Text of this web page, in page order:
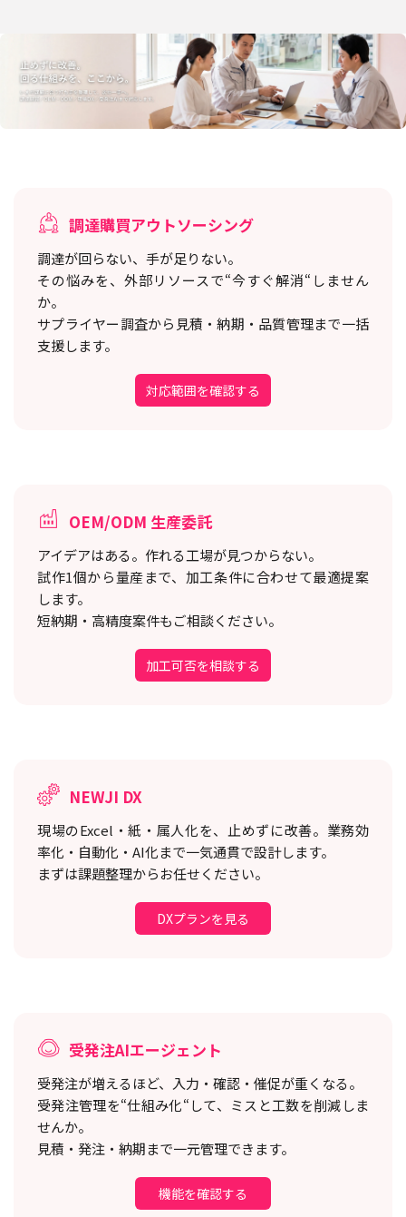
調達購買アウトソーシング
調達が回らない、手が足りない。
その悩みを、外部リソースで“今すぐ解消“しません
か。
サプライヤー調査から見積・納期・品質管理まで一括
支援します。
対応範囲を確認する
OEM/ODM 生産委託
アイデアはある。作れる工場が見つからない。
試作1個から量産まで、加工条件に合わせて最適提案
します。
短納期・高精度案件もご相談ください。
加工可否を相談する
NEWJI DX
現場のExcel・紙・属人化を、止めずに改善。 業務効
率化・自動化・AI化まで一気通貫で設計します。
まずは課題整理からお任せください。
DXプランを見る
受発注AIエージェント
受発注が増えるほど、入力・確認・催促が重くなる。
受発注管理を“仕組み化“して、ミスと工数を削減しま
せんか。
見積・発注・納期まで一元管理できます。
機能を確認する